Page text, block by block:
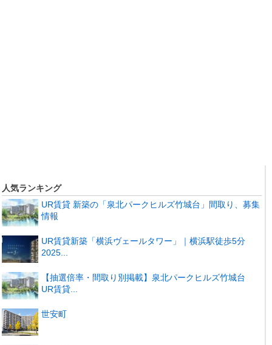
人気ランキング
UR賃貸 新築の「泉北パークヒルズ竹城台」間取り、募集
情報
UR賃貸新築「横浜ヴェールタワー」｜横浜駅徒歩5分
2025...
【抽選倍率・間取り別掲載】泉北パークヒルズ竹城台
UR賃貸...
世安町